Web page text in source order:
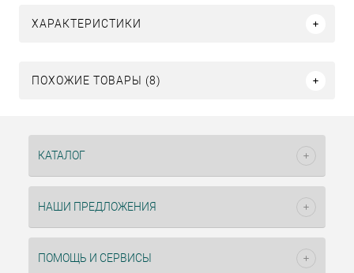
ХАРАКТЕРИСТИКИ
ПОХОЖИЕ ТОВАРЫ (8)
КАТАЛОГ
НАШИ ПРЕДЛОЖЕНИЯ
ПОМОЩЬ И СЕРВИСЫ